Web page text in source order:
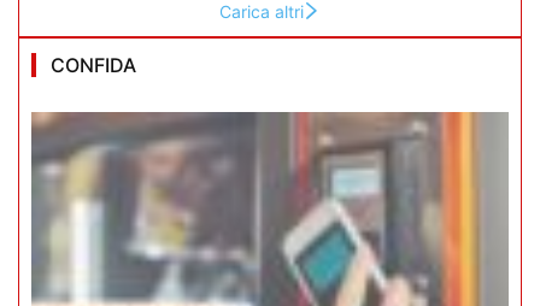
Carica altri
CONFIDA